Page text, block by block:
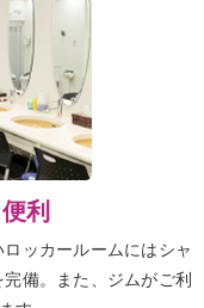
利
ッカールームにはシャ
備。また、ジムがご利